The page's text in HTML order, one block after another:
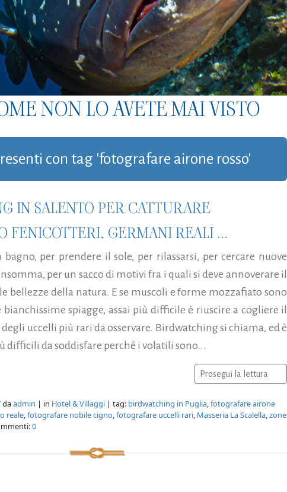
NON LO AVETE MAI VISTO
con tag 'fotografare airone rosso'
IN SALENTO PER CATTURARE
FENICOTTERI, GERMANI REALI ...
per prendere il sole, per rilassarsi, per cercare nuove
per un sacco di motivi fra i quali si deve annoverare il
bellezze della natura. E se muscoli e forme mozzafiato sono
spiagge, assai più difficile è riuscire a cogliere il
uccelli più rari da osservare. Birdwatching si chiama, ed è
difficili da soddisfare perché i volatili sono...
Prosegui la lettura
daadmin | in Hotel & Villaggi | tag: birdwatching in Puglia,fotografare airone
reale,fotografare nobile cigno,fotografare uccelli rari, Masseria La Scalella,zone
0